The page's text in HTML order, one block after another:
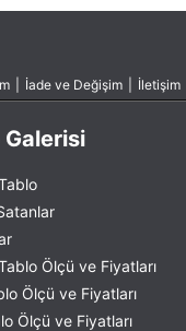
İade ve Değişim İletişim
Galerisi
Ölçü ve Fiyatları
Ölçü ve Fiyatları
Ölçü ve Fiyatları